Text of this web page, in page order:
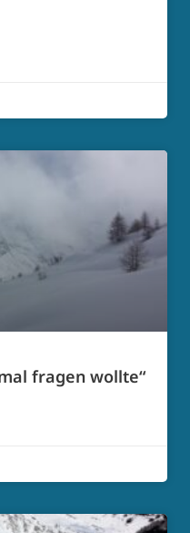
fragen wollte“